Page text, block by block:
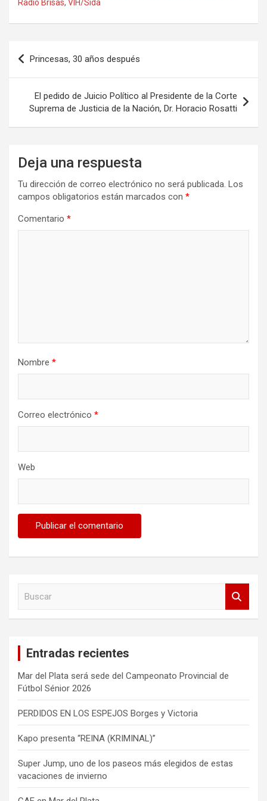
o
k
d
n
ar
Radio Brisas, VIH/Sida
Navegación
de
entradas
Princesas, 30 años después
El pedido de Juicio Político al Presidente de la Corte
Suprema de Justicia de la Nación, Dr. Horacio Rosatti
Deja una respuesta
Tu dirección de correo electrónico no será publicada. Los
campos obligatorios están marcados con *
Comentario *
Nombre *
Correo electrónico *
Web
Entradas recientes
Mar del Plata será sede del Campeonato Provincial de
Fútbol Sénior 2026
PERDIDOS EN LOS ESPEJOS Borges y Victoria
Kapo presenta “REINA (KRIMINAL)”
Super Jump, uno de los paseos más elegidos de estas
vacaciones de invierno